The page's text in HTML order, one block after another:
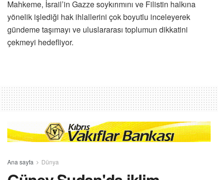
Mahkeme, İsrail’in Gazze soykırımını ve Filistin halkına
yönelik işlediği hak ihlallerini çok boyutlu inceleyerek
gündeme taşımayı ve uluslararası toplumun dikkatini
çekmeyi hedefliyor.
Ana sayfa Dünya